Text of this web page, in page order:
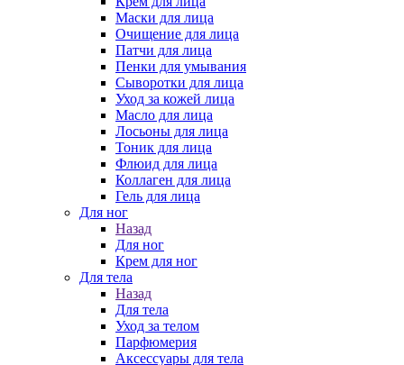
Маски для лица
Очищение для лица
Патчи для лица
Пенки для умывания
Сыворотки для лица
Уход за кожей лица
Масло для лица
Лосьоны для лица
Тоник для лица
Флюид для лица
Коллаген для лица
Гель для лица
Для ног
Назад
Для ног
Крем для ног
Для тела
Назад
Для тела
Уход за телом
Парфюмерия
Аксессуары для тела